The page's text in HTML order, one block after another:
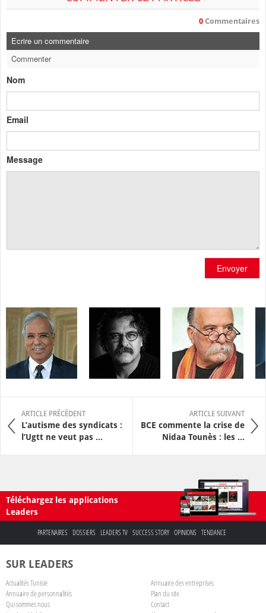
0 Commentaires
Ecrire un commentaire
Commenter
Nom
Email
Message
Envoyer
ARTICLE PRÉCÉDENT
L’autisme des syndicats :
l’Ugtt ne veut pas ...
ARTICLE SUIVANT
BCE commente la crise de
Nidaa Tounès : les ...
Téléchargez les applications
Leaders
PARTENAIRES DOSSIERS LEADERS TV SUCCESS STORY OPINIONS TENDANCE
SUR LEADERS
Actualités Tunisie
Annuaire des entreprises
Annuaire de personnalités
Plan du site
Qui sommes nous
Contact